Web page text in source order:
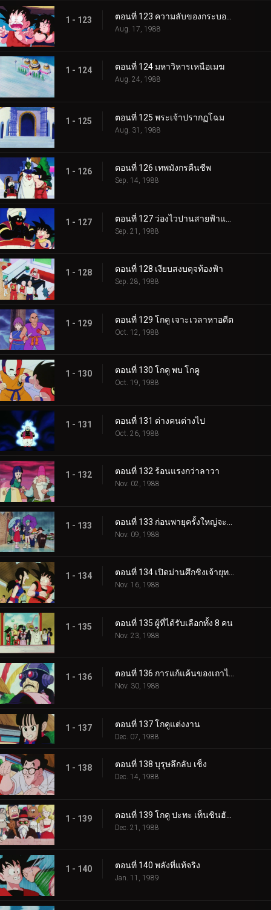
1 - 123
Aug. 17, 1988
1 - 124 ตอนที่ 124 มหาวิหารเหนือเมฆ
Aug. 24, 1988
1 - 125 ตอนที่ 125 พระเจ้าปรากฏโฉม
Aug. 31, 1988
1 - 126 ตอนที่ 126 เทพมังกรคืนชีพ
Sep. 14, 1988
1 - 127
Sep. 21, 1988
1 - 128 ตอนที่ 128 เงียบสงบดุจท้องฟ้า
Sep. 28, 1988
1 - 129 ตอนที่ 129 โกคู เจาะเวลาหาอดีต
Oct. 12, 1988
1 - 130 ตอนที่ 130 โกคู พบ โกคู
Oct. 19, 1988
1 - 131 ตอนที่ 131 ต่างคนต่างไป
Oct. 26, 1988
1 - 132 ตอนที่ 132 ร้อนแรงกว่าลาวา
Nov. 02, 1988
1 - 133
Nov. 09, 1988
1 - 134 ตอนที่ 134 เปิดม่านศึกชิงเจ้ายุทธภพ
Nov. 16, 1988
1 - 135 ตอนที่ 135 ผู้ที่ได้รับเลือกทั้ง 8 คน
Nov. 23, 1988
1 - 136 ตอนที่ 136 การแก้แค้นของเถาไปไป
Nov. 30, 1988
1 - 137 ตอนที่ 137 โกคูแต่งงาน
Dec. 07, 1988
1 - 138 ตอนที่ 138 บุรุษลึกลับ เช็ง
Dec. 14, 1988
1 - 139
Dec. 21, 1988
1 - 140 ตอนที่ 140 พลังที่แท้จริง
Jan. 11, 1989